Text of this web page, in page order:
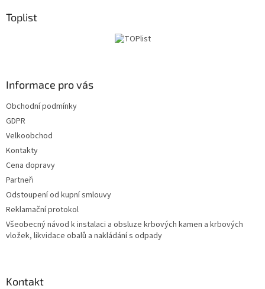
Toplist
Informace pro vás
Obchodní podmínky
GDPR
Velkoobchod
Kontakty
Cena dopravy
Partneři
Odstoupení od kupní smlouvy
Reklamační protokol
Všeobecný návod k instalaci a obsluze krbových kamen a krbových
vložek, likvidace obalů a nakládání s odpady
Kontakt